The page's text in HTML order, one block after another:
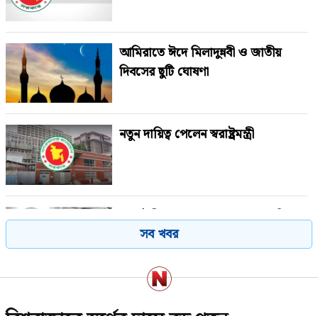
আমিরাতে ঈদে মিলাদুন্নবী ও জাতীয়
দিবসের ছুটি ঘোষণা
নতুন দায়িত্ব পেলেন স্বরাষ্ট্রমন্ত্রী
সালাউদ্দিনের মৃত্যুতে জামায়াত আমিরের
আবেগঘন বার্তা
‘পাটওয়ারীর ওপর মার শুরু হয়েছে
সব খবর